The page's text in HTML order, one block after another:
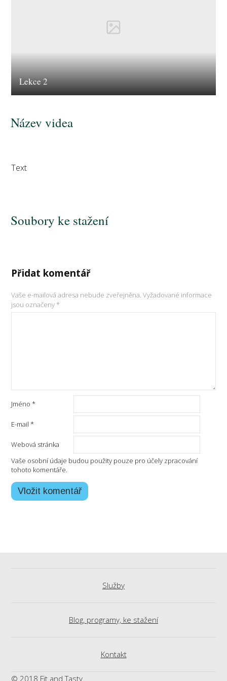
Lekce 2
Název videa
Text
Soubory ke stažení
Přidat komentář
Vaše e-mailová adresa nebude zveřejněna. Vyžadované informace
jsou označeny*
Jméno*
E-mail*
Webová stránka
Vaše osobní údaje budou použity pouze pro účely zpracování
tohoto komentáře.
Služby
Blog, programy, ke stažení
Kontakt
© 2018 Fit and Tasty